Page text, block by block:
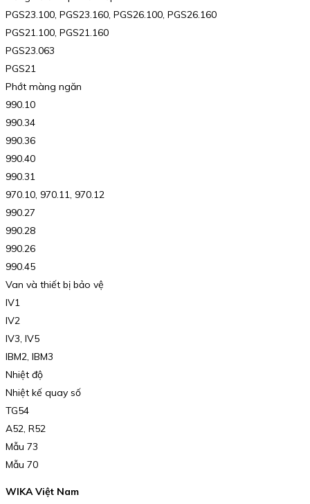
PGS23.100, PGS23.160, PGS26.100, PGS26.160
PGS21.100, PGS21.160
PGS23.063
PGS21
Phớt màng ngăn
990.10
990.34
990.36
990.40
990.31
970.10, 970.11, 970.12
990.27
990.28
990.26
990.45
Van và thiết bị bảo vệ
IV1
IV2
IV3, IV5
IBM2, IBM3
Nhiệt độ
Nhiệt kế quay số
TG54
A52, R52
Mẫu 73
Mẫu 70
WIKA Việt Nam